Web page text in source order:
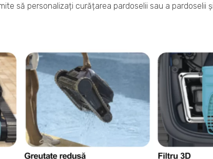
să personalizați curățarea pardoselii sau a pardoselii